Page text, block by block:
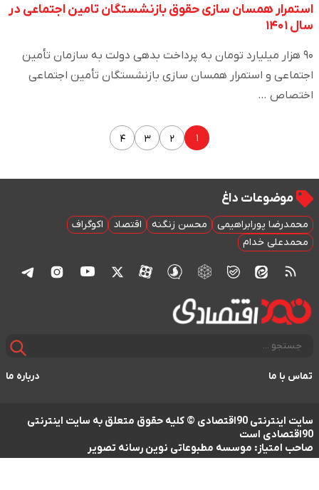
استمرار همسان سازی حقوق بازنشستگان تامین اجتماعی در
سال ۱۴۰۱
۹۰ هزار میلیارد تومان به پرداخت بدهی دولت به سازمان تأمین
اجتماعی و استمرار همسان سازی بازنشستگان تأمین اجتماعی
اختصاص …
۱ ۲ ۳ ۴
موضوعات داغ
محمدرضا پورابراهیمی محسن زنگنه اقتصاد
اکوگراف
محمدعلی خدام
تماس با ما درباره ما
سایت اینترنتی 90اقتصادی © کلیه حقوق متعلق به سایت اینترنتی
90اقتصادی است
صاحب امتیاز: موسسه مطبوعاتی نوین رسانه تصویر